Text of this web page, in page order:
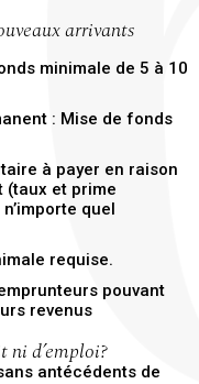
arrivants
minimale de 5 à 10
: Mise de fonds
à payer en raison
(taux et prime
quel
requise.
pouvant
revenus
ni d’emploi?
antécédents de